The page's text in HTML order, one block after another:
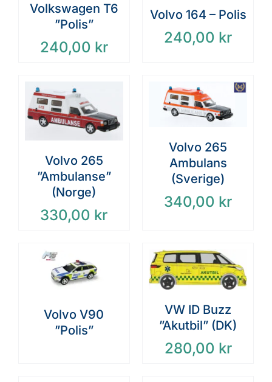
Volkswagen T6
”Polis”
240,00 kr
Volvo 164 – Polis
240,00 kr
Volvo 265
”Ambulanse”
(Norge)
330,00 kr
Volvo 265
Ambulans
(Sverige)
340,00 kr
Volvo V90
”Polis”
VW ID Buzz
”Akutbil” (DK)
280,00 kr